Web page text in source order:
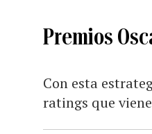
Premios
Con esta
ratings que